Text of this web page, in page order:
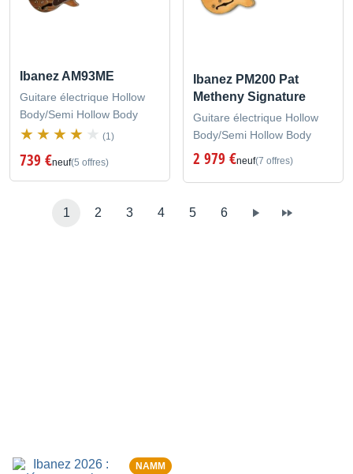
Ibanez AM93ME
Guitare électrique Hollow
Body/Semi Hollow Body
(1)
739 €neuf(5 offres)
Ibanez PM200 Pat
Metheny Signature
Guitare électrique Hollow
Body/Semi Hollow Body
2 979 €neuf(7 offres)
1 2 3 4 5 6
NAMM